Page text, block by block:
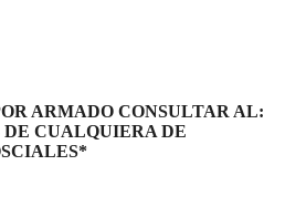
ARMADO CONSULTAR AL:
DE CUALQUIERA DE